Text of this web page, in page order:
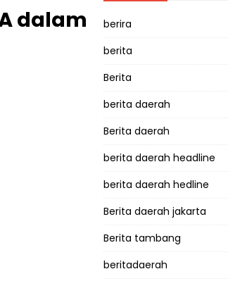
dalam
berira
berita
Berita
berita daerah
Berita daerah
berita daerah headline
berita daerah hedline
Berita daerah jakarta
Berita tambang
beritadaerah